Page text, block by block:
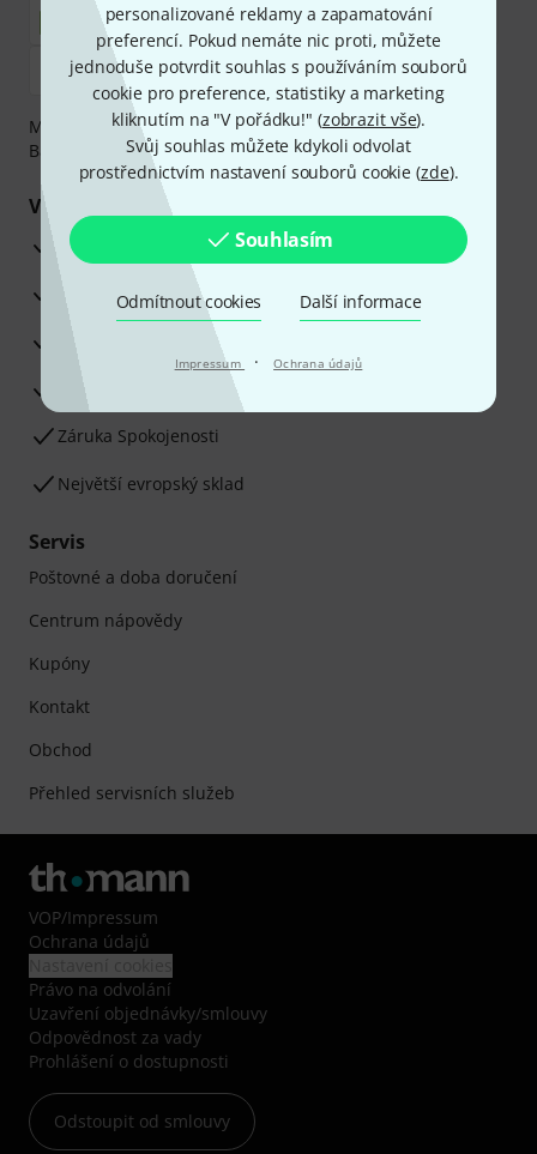
personalizované reklamy a zapamatování
preferencí. Pokud nemáte nic proti, můžete
jednoduše potvrdit souhlas s používáním souborů
cookie pro preference, statistiky a marketing
kliknutím na "V pořádku!" (zobrazit vše).
Svůj souhlas můžete kdykoli odvolat
prostřednictvím nastavení souborů cookie (zde).
Souhlasím
Odmítnout cookies Další informace
Impressum · Ochrana údajů
Můžete bezpečně platit těmito metodami: Dobírka,
Bankovní převod, PayPal nebo Kreditní karta.
Vaše výhody
3letá záruka firmy Thomann
30denní záruka vrácení peněz
Záruka Spokojenosti
Největší evropský sklad
Servis
Poštovné a doba doručení
Centrum nápovědy
Kupóny
Kontakt
Obchod
Přehled servisních služeb
VOP/Impressum
Ochrana údajů
Právo na odvolání
Uzavření objednávky/smlouvy
Odpovědnost za vady
Prohlášení o dostupnosti
Odstoupit od smlouvy